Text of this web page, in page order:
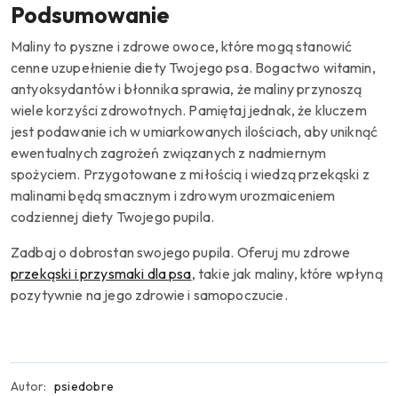
Podsumowanie
Maliny to pyszne i zdrowe owoce, które mogą stanowić
cenne uzupełnienie diety Twojego psa. Bogactwo witamin,
antyoksydantów i błonnika sprawia, że maliny przynoszą
wiele korzyści zdrowotnych. Pamiętaj jednak, że kluczem
jest podawanie ich w umiarkowanych ilościach, aby uniknąć
ewentualnych zagrożeń związanych z nadmiernym
spożyciem. Przygotowane z miłością i wiedzą przekąski z
malinami będą smacznym i zdrowym urozmaiceniem
codziennej diety Twojego pupila.
Zadbaj o dobrostan swojego pupila. Oferuj mu zdrowe
przekąski i przysmaki dla psa, takie jak maliny, które wpłyną
pozytywnie na jego zdrowie i samopoczucie.
Autor: psiedobre